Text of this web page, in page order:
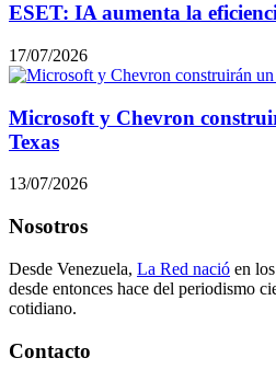
ESET: IA aumenta la
17/07/2026
Microsoft y Chevron
Texas
13/07/2026
Nosotros
Desde Venezuela, La Red nació en
desde entonces hace del periodismo
cotidiano.
Contacto